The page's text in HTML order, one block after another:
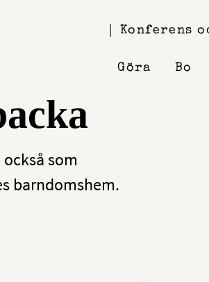
Konferens
Göra Bo
som
barndomshem.